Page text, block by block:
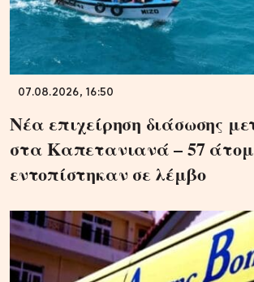
07.08.2026, 16:50
Νέα επιχείρηση διάσωσης
στα Καπετανιανά – 57
εντοπίστηκαν σε λέμβο